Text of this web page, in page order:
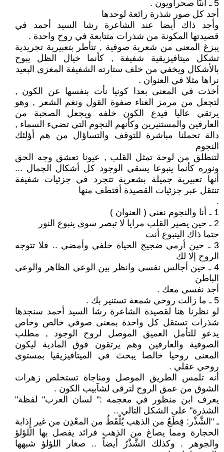
5 ـ اننّا صحراويون .
أجد كل صور شذرة رائعة لوحدها
وأجد ذاك أيضا عند الشاعرة رشا السيد أحمد في
قصيدتها المكونة من شذرات متتابعة في روح واحدة .
يبزغ المعنى من شعرية صوفية , تتأطر بتعبيرية تجريدية
تشكل ميتافيزيقية شفيفة , كأنما خيال الظل يبوح
بالأشكال ويخفي من خلف ستارته الشفيفة المغزى البعيد
نراها مثلا في العنوان .
أخذت في المعنى بعدا كونيا نأت بنفسها عن الكون ,
لتجعل من مرمز الغناء صفوة القول ونغم الشعر , وهو
يرتقي عاليا فيدع الكون خلفه ويجعل الصحبة من
العارفين والمستنيرين وكأنهم النجوم التي تضيء السماء ,
دالة تحملنا مباشرة للتوقف والتساؤال من هم أؤلئك
النجوم
لتنطلق من لوحة تمثل القلب , عيونا تعشق وجه الحق
ونوره كأنما ينبوعا يسقي الوجود كل أشكال الجمال ...
أنها تعبيرية جميلة بشعرية تتجرد في جزئيات شفيفة
تنتقل عبر جزئيات القصيدة أقتطف منها
.
1 ـ أنا والنجوم نغني ( العنوان )
2 ـ حين يصير القلب مرايا لا تبصر سوى ينبوع النور
حتما ذاك الينبوع أنت
3 ـ حين أرمي ضجيج الحياة خلفي وأمضي .. فلا تتوجه
الروح إلا لك
4 ـ حين أجالس نفسي وانظر بين الوعي الظاهر والوعي
الباطن
أجد نفسي معك .
5 ـ ما زالت روحي شمعة تستنير بك .
لو نظرنا هنا لقصيدة الشاعرة رشا السيد أحمد سنجدها
شذرات تستقل كل واحدة بمعنى صوفي خالص وخاص
يدعو للتأمل العميق الموصل لروح الوجود , مطلب
الصوفية والعارفين وهم يرتقون فوق المادية ليكون
المعنى روحيا خالصا يبحث في الميتافيزيقيا بمستوى
روحي عقلي .
أنه تلمس الطريق الموصل ومناجاة تستخلص زهرات
الشوق من عمق الروح لترقى لشآبيب الكون .
يعرف ابن منظور في معجمه :" لسان العرب" لفظة"
الشذرة" على الشكل التالي ..
ـ "الشَّذْر: قِطَعٌ من الذهب يُلْقَطُ من المعْدِن من غير إِذابة
الحجارة ومما يصاغ من الذهب فرائد يفصل بها اللؤلؤ
والجوهر . وكذلك الشَّذْرُ أَيضاً .. صغار اللؤلؤ شبهها